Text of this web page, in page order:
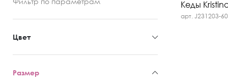
Цвет
Размер
Кеды
арт. J231203-